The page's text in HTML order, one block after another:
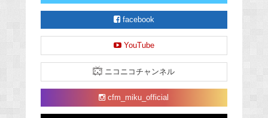
facebook
YouTube
ニコニコチャンネル
cfm_miku_official